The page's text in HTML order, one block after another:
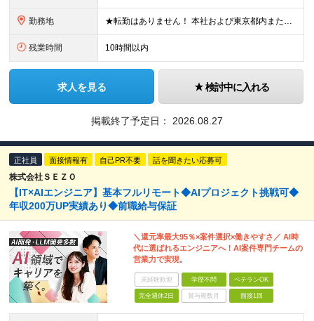
勤務地 ★転勤はありません！ 本社および東京都内または 首都圏を中心とするプロジェクト先での勤務となります。 ※勤務地選択可 ※希望は最大限考慮します ※入社後の転居を伴う転勤なし ◆本社オフィス 東京都
残業時間 10時間以内
求人を見る 検討中に入れる
掲載終了予定日： 2026.08.27
正社員 面接情報有 自己PR不要 話を聞きたい応募可
株式会社ＳＥＺＯ
【IT×AIエンジニア】基本フルリモート◆AIプロジェクト挑戦可◆
年収200万UP実績あり◆前職給与保証
＼還元率最大95％×案件選択×働きやすさ／ AI時
代に選ばれるエンジニアへ！AI案件専門チームの
営業力で実現。
未経験歓迎 学歴不問 ベテランOK
完全週休2日 賞与複数月 面接1回